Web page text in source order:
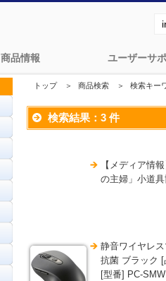
商品情報 ユーザーサ
トップ＞ 商品検索 ＞ 検索キー
検索結果：3 件
【メディア情
の主婦」小道
静音ワイヤレ
抗菌 ブラック [
[型番] PC-